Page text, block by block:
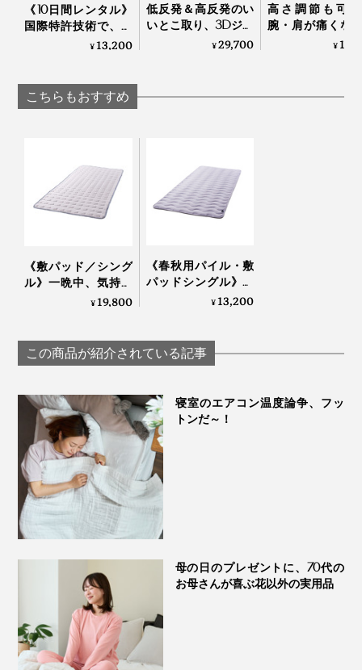
『すばらしきしんぐ™』なら、素肌に触れるのは、気持
ちいい天然素材。さらにシーツなどを重ねるわずらわし
さがありません。
ブルーの面は麻100％。麻のなかでも繊維が長く、肌ざ
わりが良いことで知られるリネンを使用。身体の熱を素
早く奪い、ひんやりサラサラ。汗をよく吸い、放出する
柔らかくなるのを楽しめます。
麻のすぐ下はメッシュ状の「フュージョン」で、通気性
も抜群。真夏でもエアコン控えめ設定でOK、朝まで気
持ちいい！
キナリの面は、綿100％のスムース編み素材。その下に
は、イギリス産の高品質な羊毛わたを400g使用。
んぐ™』、一度使えば、両親や親しい人にもすすめたく
なるはずです。
《10日間レンタル》
国際特許技術で、体
内の水分にアプロー
ス」｜WOTT
¥13,200
低反発＆高反発のい
いとこ取り、3Dジェ
ルキューブの「テク
¥29,700
高さ調節も可
腕・肩が痛くな
くい「横向き寝
¥
こちらもおすすめ
《敷パッド／シング
ル》一晩中、気持ち
いいヒンヤリ感が続
団」｜The ICE 27
¥19,800
《春秋用パイル・敷
パッドシングル》お
だやかな春の暖かさ…
ーパイルケット」｜
ZEPPINパイル
¥13,200
この商品が紹介されている記事
寝室のエアコン温度論争、フッ
トンだ～！
母の日のプレゼントに、70代の
お母さんが喜ぶ花以外の実用品